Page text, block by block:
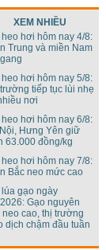
XEM NHIỀU
heo hơi hôm nay 4/8:
Trung và miền Nam
heo hơi hôm nay 5/8:
tiếp tục lùi nhẹ
nơi
heo hơi hôm nay 6/8:
Hưng Yên giữ
63.000 đồng/kg
heo hơi hôm nay 7/8:
Bắc neo mức cao
lúa gạo ngày
Gạo nguyên
neo cao, thị trường
dịch chậm đầu tuần